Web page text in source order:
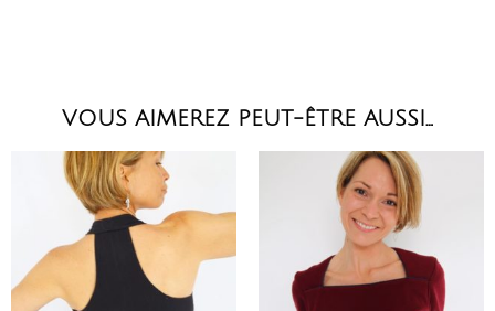
VOUS AIMEREZ PEUT-ÊTRE AUSSI…